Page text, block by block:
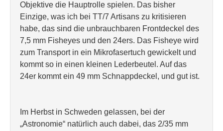
Objektive die Hauptrolle spielen. Das bisher
Einzige, was ich bei TT/7 Artisans zu kritisieren
habe, das sind die unbrauchbaren Frontdeckel des
7,5 mm Fisheyes und den 24ers. Das Fisheye wird
zum Transport in ein Mikrofasertuch gewickelt und
kommt so in einen kleinen Lederbeutel. Auf das
24er kommt ein 49 mm Schnappdeckel, und gut ist.
Im Herbst in Schweden gelassen, bei der
„Astronomie“ natürlich auch dabei, das 2/35 mm